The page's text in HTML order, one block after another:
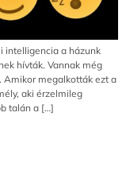
intelligencia a házunk
hívták. Vannak még
Amikor megalkották ezt a
aki érzelmileg
talán a […]